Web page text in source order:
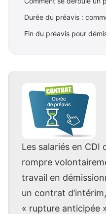
Durée du préavis :
Fin du préavis pour
Les salariés en CDI
rompre
travail en
un contrat
« rupture anticipée